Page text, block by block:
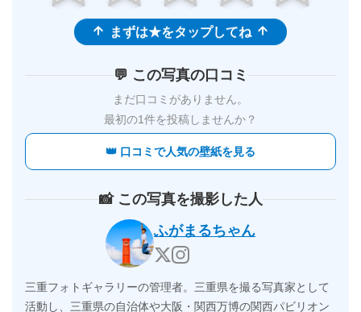
まずは★をタップしてね
💬 この写真の口コミ
まだ口コミがありません。
最初の1件を投稿しませんか？
👑 口コミで人気の壁紙を見る
📸 この写真を撮影した人
ふがまるちゃん
三重フォトギャラリーの管理者。三重県を撮る写真家として
活動し、三重県の自治体や大阪・関西万博の関西パビリオン